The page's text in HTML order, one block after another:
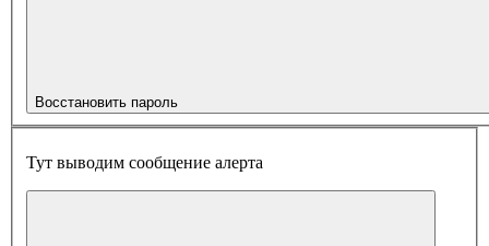
Восстановить пароль
Тут выводим сообщение алерта